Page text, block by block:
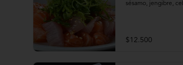
sésamo, jengibre,
$12.500